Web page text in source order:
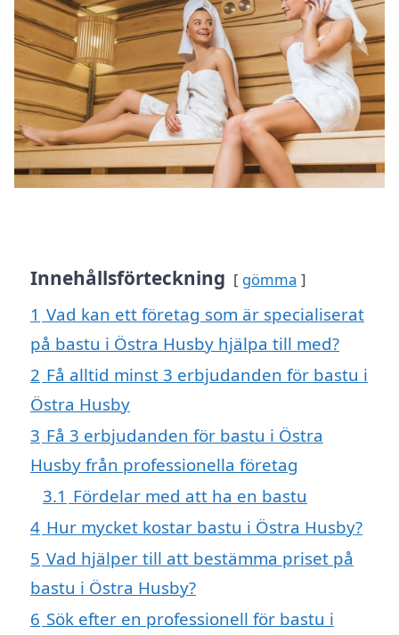
Innehållsförteckning gömma
1 Vad kan ett företag som är specialiserat
på bastu i Östra Husby hjälpa till med?
2 Få alltid minst 3 erbjudanden för bastu i
Östra Husby
3 Få 3 erbjudanden för bastu i Östra
Husby från professionella företag
3.1 Fördelar med att ha en bastu
4 Hur mycket kostar bastu i Östra Husby?
5 Vad hjälper till att bestämma priset på
bastu i Östra Husby?
6 Sök efter en professionell för bastu i